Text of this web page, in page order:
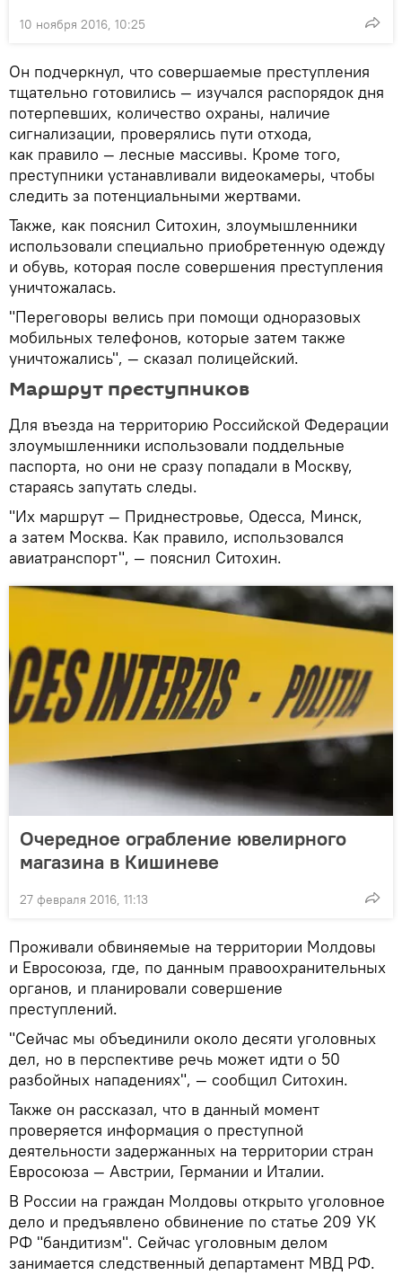
10 ноября 2016, 10:25
Он подчеркнул, что совершаемые преступления
тщательно готовились — изучался распорядок дня
потерпевших, количество охраны, наличие
сигнализации, проверялись пути отхода,
как правило — лесные массивы. Кроме того,
преступники устанавливали видеокамеры, чтобы
следить за потенциальными жертвами.
Также, как пояснил Ситохин, злоумышленники
использовали специально приобретенную одежду
и обувь, которая после совершения преступления
уничтожалась.
"Переговоры велись при помощи одноразовых
мобильных телефонов, которые затем также
уничтожались", — сказал полицейский.
Маршрут преступников
Для въезда на территорию Российской Федерации
злоумышленники использовали поддельные
паспорта, но они не сразу попадали в Москву,
стараясь запутать следы.
"Их маршрут — Приднестровье, Одесса, Минск,
а затем Москва. Как правило, использовался
авиатранспорт", — пояснил Ситохин.
Очередное ограбление ювелирного
магазина в Кишиневе
27 февраля 2016, 11:13
Проживали обвиняемые на территории Молдовы
и Евросоюза, где, по данным правоохранительных
органов, и планировали совершение
преступлений.
"Сейчас мы объединили около десяти уголовных
дел, но в перспективе речь может идти о 50
разбойных нападениях", — сообщил Ситохин.
Также он рассказал, что в данный момент
проверяется информация о преступной
деятельности задержанных на территории стран
Евросоюза — Австрии, Германии и Италии.
В России на граждан Молдовы открыто уголовное
дело и предъявлено обвинение по статье 209 УК
РФ "бандитизм". Сейчас уголовным делом
занимается следственный департамент МВД РФ.